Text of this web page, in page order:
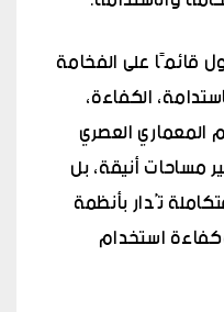
قائمًا على الفخامة
الكفاءة،
المعماري العصري
مساحات أنيقة، بل
تُدار بأنظمة
استخدام